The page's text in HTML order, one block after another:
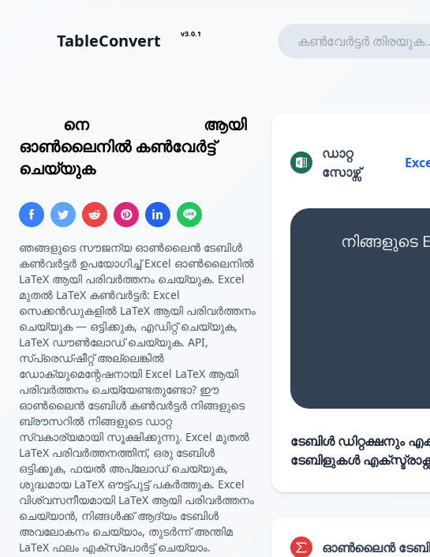
TableConvert v3.0.1
നെ
ആയി
ഓൺലൈനിൽ കൺവേർട്ട്
ചെയ്യുക
ഞങ്ങളുടെ സൗജന്യ ഓൺലൈൻ ടേബിൾ
കൺവർട്ടർ ഉപയോഗിച്ച് Excel ഓൺലൈനിൽ
LaTeX ആയി പരിവർത്തനം ചെയ്യുക. Excel
മുതൽ LaTeX കൺവർട്ടർ: Excel
സെക്കൻഡുകളിൽ LaTeX ആയി പരിവർത്തനം
ചെയ്യുക — ഒട്ടിക്കുക, എഡിറ്റ് ചെയ്യുക,
LaTeX ഡൗൺലോഡ് ചെയ്യുക. API,
സ്പ്രെഡ്ഷീറ്റ് അല്ലെങ്കിൽ
ഡോക്യുമെന്റേഷനായി Excel LaTeX ആയി
പരിവർത്തനം ചെയ്യേണ്ടതുണ്ടോ? ഈ
ഓൺലൈൻ ടേബിൾ കൺവർട്ടർ നിങ്ങളുടെ
ബ്രൗസറിൽ നിങ്ങളുടെ ഡാറ്റ
സ്വകാര്യമായി സൂക്ഷിക്കുന്നു. Excel മുതൽ
LaTeX പരിവർത്തനത്തിന്, ഒരു ടേബിൾ
ഒട്ടിക്കുക, ഫയൽ അപ്‌ലോഡ് ചെയ്യുക,
ശുദ്ധമായ LaTeX ഔട്ട്‌പുട്ട് പകർത്തുക. Excel
വിശ്വസനീയമായി LaTeX ആയി പരിവർത്തനം
ചെയ്യാൻ, നിങ്ങൾക്ക് ആദ്യം ടേബിൾ
അവലോകനം ചെയ്യാം, തുടർന്ന് അന്തിമ
LaTeX ഫലം എക്സ്‌പോർട്ട് ചെയ്യാം.
ഡാറ്റ
സോഴ്സ്
നിങ്ങളുടെ
ടേബിൾ ഡിറ്റക്ഷനും
ടേബിളുകൾ
ഓൺലൈൻ